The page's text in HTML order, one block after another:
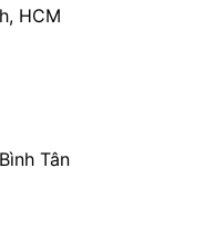
HCM
Tân